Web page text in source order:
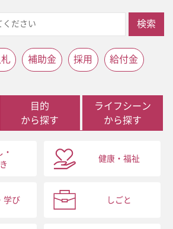
検索
補助金 採用 給付金
目的
から探す
ライフシーン
から探す
健康・福祉
学び しごと